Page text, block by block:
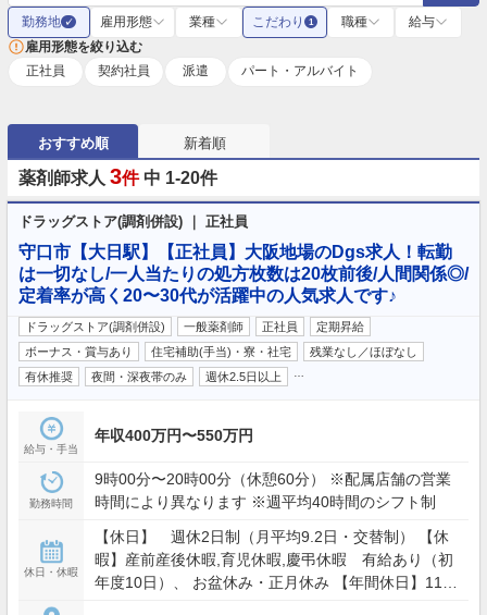
勤務地 ✓ 雇用形態 業種 こだわり 1 職種
給与
雇用形態を絞り込む
正社員
契約社員 派遣 パート・アルバイト
おすすめ順 新着順
薬剤師求人 3件 中 1-20件
ドラッグストア(調剤併設) ｜ 正社員
守口市【大日駅】【正社員】大阪地場のDgs求人！転勤
は一切なし/一人当たりの処方枚数は20枚前後/人間関係◎/
定着率が高く20〜30代が活躍中の人気求人です♪
ドラッグストア(調剤併設) 一般薬剤師 正社員
定期昇給
ボーナス・賞与あり
住宅補助(手当)・寮・社宅
残業なし／ほぼなし
有休推奨
夜間・深夜帯のみ 週休2.5日以上
給与・手当
年収400万円〜550万円
勤務時間
9時00分〜20時00分（休憩60分） ※配属店舗の営業
時間により異なります ※週平均40時間のシフト制
休日・休暇
【休日】 週休2日制（月平均9.2日・交替制） 【休
暇】産前産後休暇,育児休暇,慶弔休暇 有給あり（初
年度10日）、 お盆休み・正月休み 【年間休日】110